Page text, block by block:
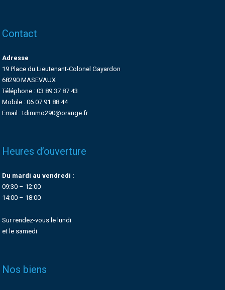
Contact
Adresse
19 Place du Lieutenant-Colonel Gayardon
68290 MASEVAUX
Téléphone : 03 89 37 87 43
Mobile : 06 07 91 88 44
Email : tdimmo290@orange.fr
Heures d’ouverture
Du mardi au vendredi :
09:30 – 12:00
14:00 – 18:00
Sur rendez-vous le lundi
et le samedi
Nos biens